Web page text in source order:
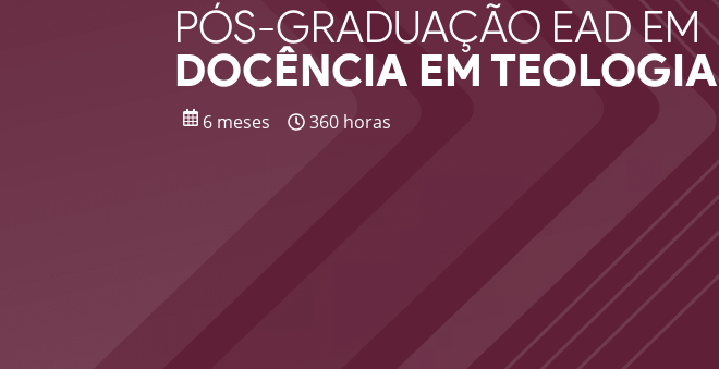
PÓS-GRADUAÇÃO EAD EM
DOCÊNCIA EM TEOLOGIA
6 meses 360 horas